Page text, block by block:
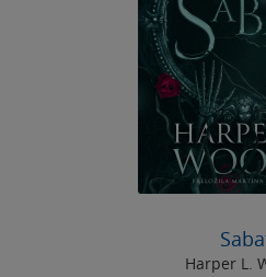
Harper L.